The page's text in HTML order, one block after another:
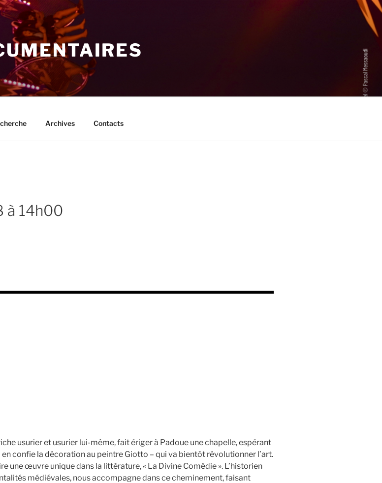
Archives Contacts
à 14h00
usurier et usurier lui-même, fait ériger à Padoue une chapelle, espérant
confie la décoration au peintre Giotto – qui va bientôt révolutionner l’art.
une œuvre unique dans la littérature, « La Divine Comédie ». L’historien
médiévales, nous accompagne dans ce cheminement, faisant